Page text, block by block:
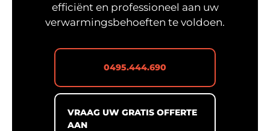
efficiënt en professioneel aan uw
verwarmingsbehoeften te voldoen.
0495.444.690
VRAAG UW GRATIS OFFERTE
AAN